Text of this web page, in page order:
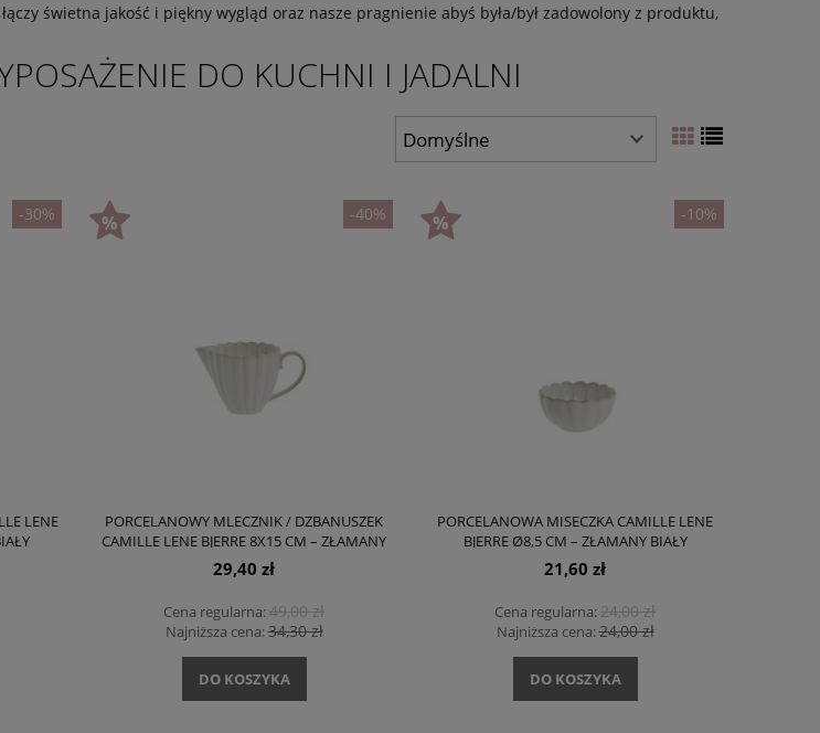
świetna jakość i piękny wygląd oraz nasze pragnienie abyś była/był zadowolony z produktu,
DO KUCHNI I JADALNI
LENE
-30%
PORCELANOWY MLECZNIK / DZBANUSZEK
CAMILLE LENE BJERRE 8X15 CM – ZŁAMANY
BIAŁY
29,40 zł
Cena regularna:49,00 zł
Najniższa cena:34,30 zł
DO KOSZYKA
-40%
PORCELANOWA MISECZKA CAMILLE LENE
BJERRE Ø8,5 CM – ZŁAMANY BIAŁY
21,60 zł
Cena regularna:24,00 zł
Najniższa cena:24,00 zł
DO KOSZYKA
-10%